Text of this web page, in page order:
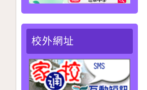
校外網址